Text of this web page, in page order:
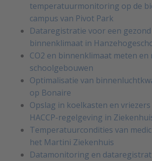
temperatuurmonitoring op de
campus van Pivot Park
Dataregistratie voor een
binnenklimaat in
CO2 en binnenklimaat meten
schoolgebouwen
Optimalisatie van
op Bonaire
Opslag in koelkasten en
HACCP-regelgeving in
Temperatuurcondities van
het Martini Ziekenhuis
Datamonitoring en